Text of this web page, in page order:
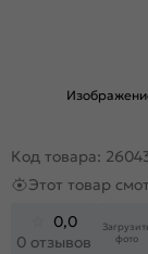
Код товара:
Этот товар
0,0
0 отзывов
фото